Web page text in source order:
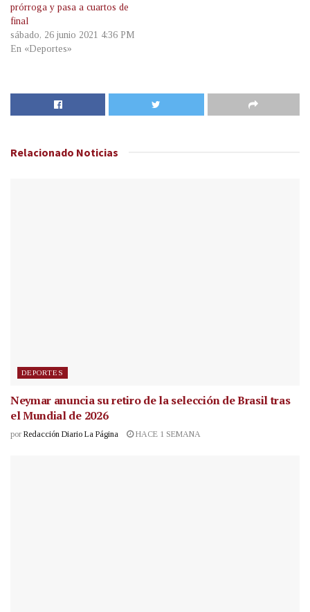
prórroga y pasa a cuartos de
final
sábado, 26 junio 2021 4:36 PM
En «Deportes»
Relacionado Noticias
DEPORTES
Neymar anuncia su retiro de la selección de Brasil tras
el Mundial de 2026
por Redacción Diario La Página HACE 1 SEMANA